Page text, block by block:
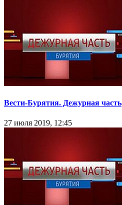
Вести-Бурятия. Дежурная часть
27 июля 2019, 12:45